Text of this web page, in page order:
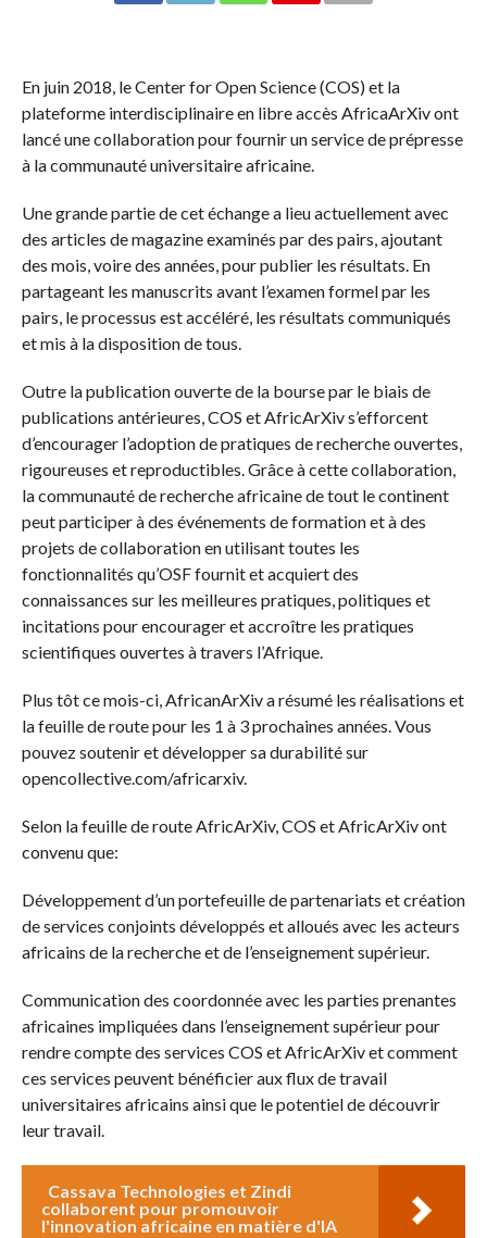
En juin 2018, le Center for Open Science (COS) et la
plateforme interdisciplinaire en libre accès AfricaArXiv ont
lancé une collaboration pour fournir un service de prépresse
à la communauté universitaire africaine.
Une grande partie de cet échange a lieu actuellement avec
des articles de magazine examinés par des pairs, ajoutant
des mois, voire des années, pour publier les résultats. En
partageant les manuscrits avant l’examen formel par les
pairs, le processus est accéléré, les résultats communiqués
et mis à la disposition de tous.
Outre la publication ouverte de la bourse par le biais de
publications antérieures, COS et AfricArXiv s’efforcent
d’encourager l’adoption de pratiques de recherche ouvertes,
rigoureuses et reproductibles. Grâce à cette collaboration,
la communauté de recherche africaine de tout le continent
peut participer à des événements de formation et à des
projets de collaboration en utilisant toutes les
fonctionnalités qu’OSF fournit et acquiert des
connaissances sur les meilleures pratiques, politiques et
incitations pour encourager et accroître les pratiques
scientifiques ouvertes à travers l’Afrique.
Plus tôt ce mois-ci, AfricanArXiv a résumé les réalisations et
la feuille de route pour les 1 à 3 prochaines années. Vous
pouvez soutenir et développer sa durabilité sur
opencollective.com/africarxiv.
Selon la feuille de route AfricArXiv, COS et AfricArXiv ont
convenu que:
Développement d’un portefeuille de partenariats et création
de services conjoints développés et alloués avec les acteurs
africains de la recherche et de l’enseignement supérieur.
Communication des coordonnée avec les parties prenantes
africaines impliquées dans l’enseignement supérieur pour
rendre compte des services COS et AfricArXiv et comment
ces services peuvent bénéficier aux flux de travail
universitaires africains ainsi que le potentiel de découvrir
leur travail.
Cassava Technologies et Zindi
collaborent pour promouvoir
l'innovation africaine en matière d'IA